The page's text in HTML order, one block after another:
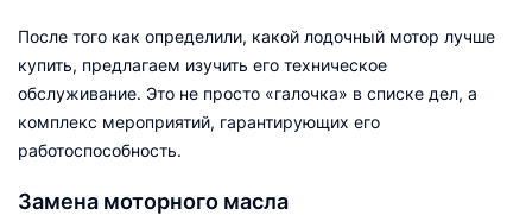
После того как определили, какой лодочный мотор лучше
купить, предлагаем изучить его техническое
обслуживание. Это не просто «галочка» в списке дел, а
комплекс мероприятий, гарантирующих его
работоспособность.
Замена моторного масла